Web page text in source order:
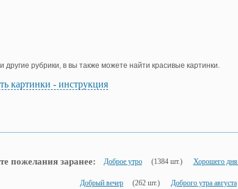
другие рубрики, в вы также можете найти красивые картинки.
картинки - инструкция
пожелания заранее: Доброе утро (1384 шт.) Хорошего
Добрый вечер (262 шт.) Доброго утра августа